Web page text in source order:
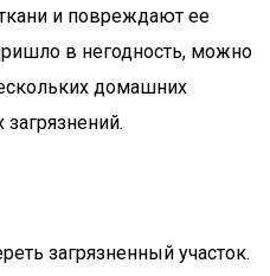
и повреждают ее
в негодность, можно
домашних
загрязненный участок.